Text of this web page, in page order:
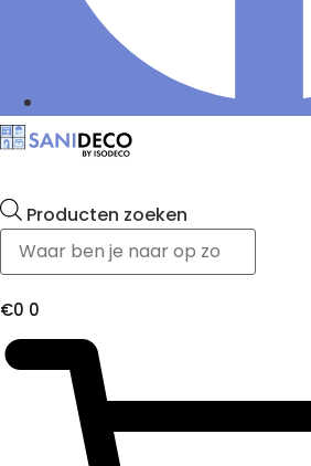
Producten zoeken
€0 0